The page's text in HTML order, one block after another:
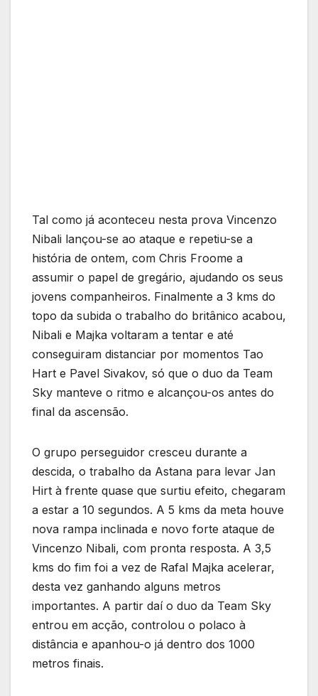
Tal como já aconteceu nesta prova Vincenzo
Nibali lançou-se ao ataque e repetiu-se a
história de ontem, com Chris Froome a
assumir o papel de gregário, ajudando os seus
jovens companheiros. Finalmente a 3 kms do
topo da subida o trabalho do britânico acabou,
Nibali e Majka voltaram a tentar e até
conseguiram distanciar por momentos Tao
Hart e Pavel Sivakov, só que o duo da Team
Sky manteve o ritmo e alcançou-os antes do
final da ascensão.
O grupo perseguidor cresceu durante a
descida, o trabalho da Astana para levar Jan
Hirt à frente quase que surtiu efeito, chegaram
a estar a 10 segundos. A 5 kms da meta houve
nova rampa inclinada e novo forte ataque de
Vincenzo Nibali, com pronta resposta. A 3,5
kms do fim foi a vez de Rafal Majka acelerar,
desta vez ganhando alguns metros
importantes. A partir daí o duo da Team Sky
entrou em acção, controlou o polaco à
distância e apanhou-o já dentro dos 1000
metros finais.